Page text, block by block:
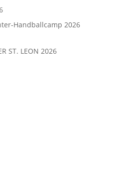
Handballcamp 2026
ST. LEON 2026